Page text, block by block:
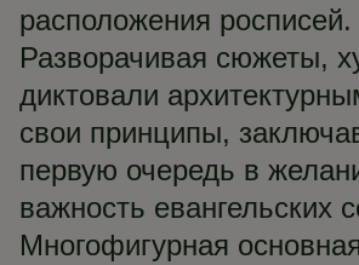
расположения росписей.
Разворачивая сюжеты,
диктовали
свои принципы,
первую очередь в
важность евангельских
Многофигурная